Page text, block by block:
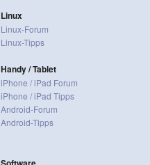
Linux
Linux-Forum
Linux-Tipps
Handy / Tablet
iPhone / iPad Forum
iPhone / iPad Tipps
Android-Forum
Android-Tipps